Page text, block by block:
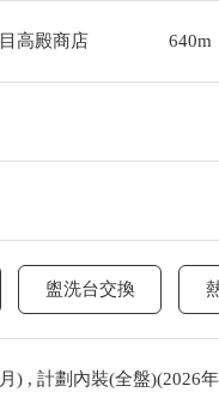
高殿商店 640m
盥洗台交換
) , 計劃內裝(全盤)(2026